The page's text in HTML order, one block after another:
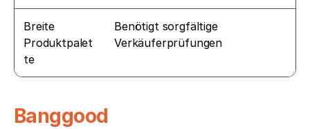
Breite
Produktpalet
te
Benötigt sorgfältige
Verkäuferprüfungen
Banggood